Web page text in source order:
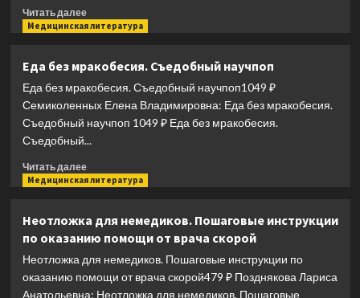
Читать далееПрочитать
больше
тело.
Почему
наше
самое
нелепое
и
гениальное
Медицинская литература
Еда без мракобесия. Съедобный научпоп
Еда без мракобесия. Съедобный научпоп1049 ₽
Семиколенных Елена Владимировна: Еда без мракобесия.
Съедобный научпоп 1049 ₽ Еда без мракобесия.
Съедобный...
Читать далееПрочитать
больше
без
мракобесия.
Съедобный
Медицинская литература
Неотложка для немедиков. Пошаговые инструкции
по оказанию помощи от врача скорой
Неотложка для немедиков. Пошаговые инструкции по
оказанию помощи от врача скорой479 ₽ Позднякова Лариса
Анатольевна: Неотложка для немедиков. Пошаговые